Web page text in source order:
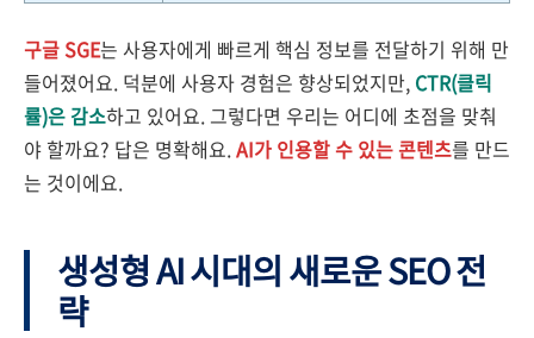
구글 SGE는 사용자에게 빠르게 핵심 정보를 전달하기 위해 만
들어졌어요. 덕분에 사용자 경험은 향상되었지만, CTR(클릭
률)은 감소하고 있어요. 그렇다면 우리는 어디에 초점을 맞춰
야 할까요? 답은 명확해요.AI가 인용할 수 있는 콘텐츠를 만드
는 것이에요.
생성형 AI 시대의 새로운 SEO 전
략